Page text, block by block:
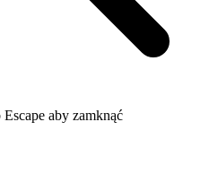
aby zamknąć